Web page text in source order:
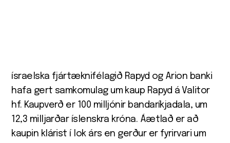
ísraelska fjár­tækni­fé­lagið Ra­pyd og Arion banki
hafa gert sam­komu­lag um kaup Ra­pyd á Valitor
hf. Kaup­verð er 100 milljónir banda­ríkja­dala, um
12,3 milljarðar ís­lenskra króna. Áætlað er að
kaupin klárist í lok árs en gerður er fyrirvari um